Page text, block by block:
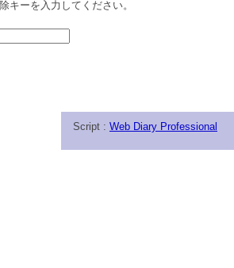
キーを入力してください。
Script : Web Diary Professional